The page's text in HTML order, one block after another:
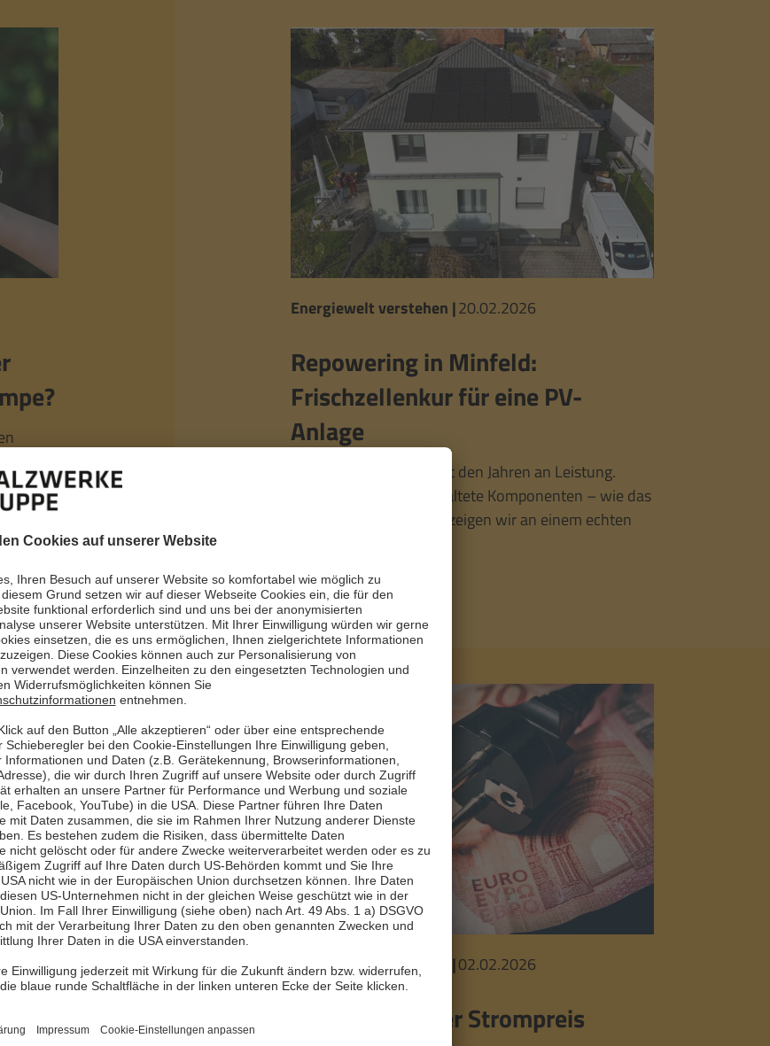
auf
20.02.2026
Energiewelt verstehen |
Repowering in Minfeld:
Frischzellenkur für eine PV-
Anlage
PV-Module verlieren mit den Jahren an Leistung.
Repowering ersetzt veraltete Komponenten – wie das
in Minfeld funktioniert, zeigen wir an einem echten
Mehr lesen
02.02.2026
Energiewelt verstehen |
So setzt sich der Strompreis